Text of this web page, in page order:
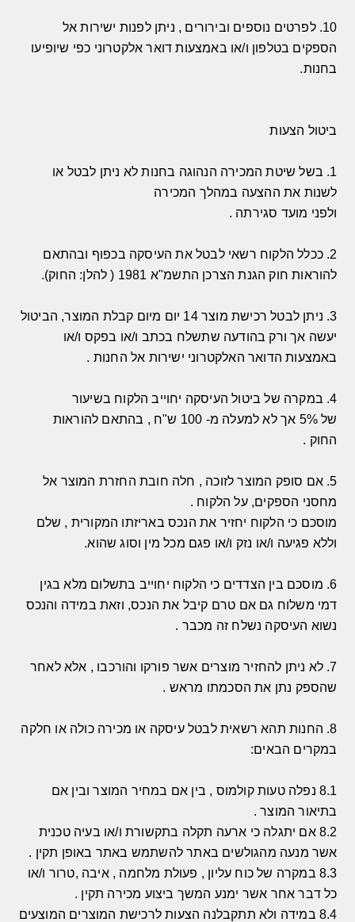
10. לפרטים נוספים ובירורים , ניתן לפנות ישירות אל
הספקים בטלפון ו/או באמצעות דואר אלקטרוני כפי שיופיעו
בחנות.
ביטול הצעות
1. בשל שיטת המכירה הנהוגה בחנות לא ניתן לבטל או
לשנות את ההצעה במהלך המכירה
ולפני מועד סגירתה .
2. ככלל הלקוח רשאי לבטל את העיסקה בכפוף ובהתאם
להוראות חוק הגנת הצרכן התשמ"א 1981 ( להלן: החוק).
3. ניתן לבטל רכישת מוצר14 יום מיום קבלת המוצר, הביטול
יעשה אך ורק בהודעה שתשלח בכתב ו/או בפקס ו/או
באמצעות הדואר האלקטרוני ישירות אל החנות .
4. במקרה של ביטול העיסקה יחוייב הלקוח בשיעור
של5% אך לא למעלה מ- 100 ש"ח , בהתאם להוראות
החוק .
5. אם סופק המוצר לזוכה , חלה חובת החזרת המוצר אל
מחסני הספקים,על הלקוח .
מוסכם כי הלקוח יחזיר את הנכס באריזתו המקורית , שלם
וללא פגיעה ו/או נזק ו/או פגם מכל מין וסוג שהוא.
6. מוסכם בין הצדדים כי הלקוח יחוייב בתשלום מלא בגין
דמי משלוח גם אם טרם קיבל את הנכס, וזאת במידה והנכס
נשוא העיסקה נשלח זה מכבר .
7. לא ניתן להחזיר מוצרים אשר פורקו והורכבו , אלא לאחר
שהספק נתן את הסכמתו מראש .
8. החנות תהא רשאית לבטל עיסקה או מכירה כולה או חלקה
במקרים הבאים:
8.1 נפלה טעות קולמוס , בין אם במחיר המוצר ובין אם
בתיאור המוצר .
8.2 אם יתגלה כי ארעה תקלה בתקשורת ו/או בעיה טכנית
אשר מנעה מהגולשים באתר להשתמש באתר באופן תקין .
8.3 במקרה של כוח עליון , פעולת מלחמה ,איבה ,טרור ו/או
כל דבר אחר אשר ימנע המשך ביצוע מכירה תקין .
8.4 במידה ולא תתקבלנה הצעות לרכישת המוצרים המוצעים